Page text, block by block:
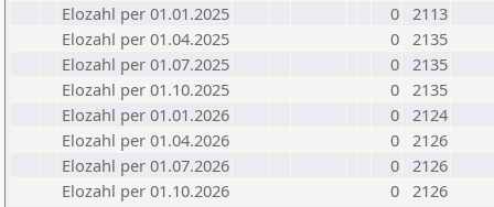
Elozahl per 01.01.2025
0 2113
Elozahl per 01.04.2025
0 2135
Elozahl per 01.07.2025
0 2135
Elozahl per 01.10.2025
0 2135
Elozahl per 01.01.2026
0 2124
Elozahl per 01.04.2026
0 2126
Elozahl per 01.07.2026
0 2126
Elozahl per 01.10.2026
0 2126